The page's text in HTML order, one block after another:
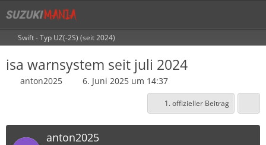
Swift - Typ UZ(-2S) (seit 2024)
isa warnsystem seit juli 2024
anton2025 6. Juni 2025 um 14:37
1. offizieller Beitrag
anton2025